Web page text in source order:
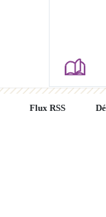
Flux RSS